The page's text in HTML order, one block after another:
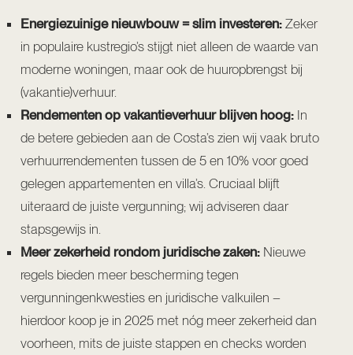
Energiezuinige nieuwbouw = slim investeren: Zeker
in populaire kustregio’s stijgt niet alleen de waarde van
moderne woningen, maar ook de huuropbrengst bij
(vakantie)verhuur.
Rendementen op vakantieverhuur blijven hoog: In
de betere gebieden aan de Costa’s zien wij vaak bruto
verhuurrendementen tussen de 5 en 10% voor goed
gelegen appartementen en villa’s. Cruciaal blijft
uiteraard de juiste vergunning; wij adviseren daar
stapsgewijs in.
Meer zekerheid rondom juridische zaken: Nieuwe
regels bieden meer bescherming tegen
vergunningenkwesties en juridische valkuilen –
hierdoor koop je in 2025 met nóg meer zekerheid dan
voorheen, mits de juiste stappen en checks worden